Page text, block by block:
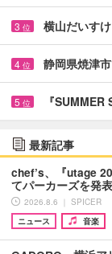
3 位 横山だいす
4 位 静岡県焼津
5 位 『
最新記事
chef’s、『utage
てパーカーズを発表
2026.8.6 ｜ SPICER
ニュース
音楽